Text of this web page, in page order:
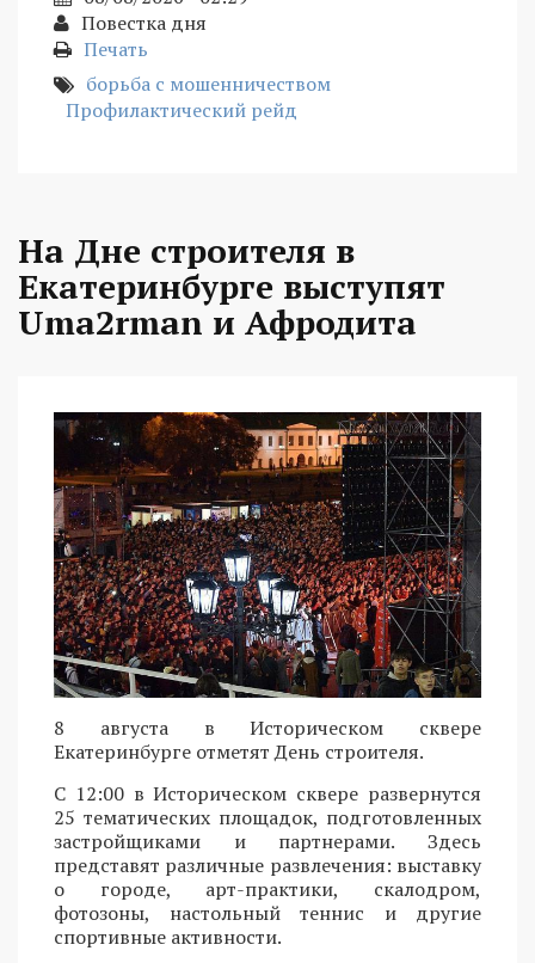
Повестка дня
Печать
борьба с мошенничеством
Профилактический рейд
На Дне строителя в
Екатеринбурге выступят
Uma2rman и Афродита
8 августа в Историческом сквере
Екатеринбурге отметят День строителя.
С 12:00 в Историческом сквере развернутся
25 тематических площадок, подготовленных
застройщиками и партнерами. Здесь
представят различные развлечения: выставку
о городе, арт-практики, скалодром,
фотозоны, настольный теннис и другие
спортивные активности.